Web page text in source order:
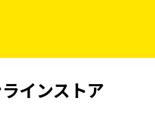
インストア